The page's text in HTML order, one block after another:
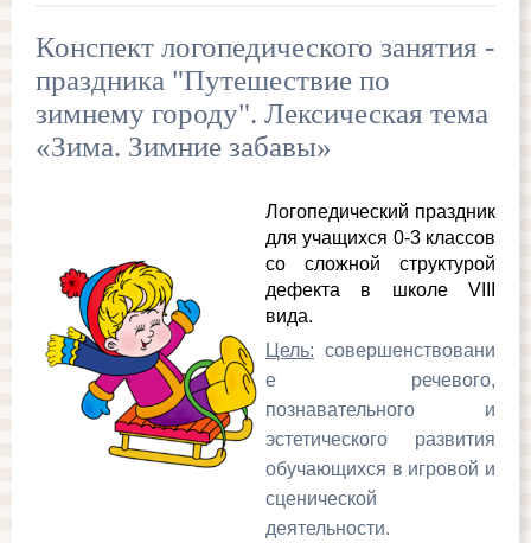
Конспект логопедического занятия -
праздника "Путешествие по
зимнему городу". Лексическая тема
«Зима. Зимние забавы»
Логопедический праздник
для учащихся 0-3 классов
со сложной структурой
дефекта в школе VIII
вида.
Цель: совершенствовани
е речевого,
познавательного и
эстетического развития
обучающихся в игровой и
сценической
деятельности.